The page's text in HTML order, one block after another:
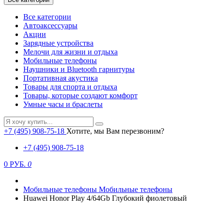
Все категории
Автоаксессуары
Акции
Зарядные устройства
Мелочи для жизни и отдыха
Мобильные телефоны
Наушники и Bluetooth гарнитуры
Портативная акустика
Товары для спорта и отдыха
Товары, которые создают комфорт
Умные часы и браслеты
+7 (495) 908-75-18 Хотите, мы Вам перезвоним?
+7 (495) 908-75-18
0 РУБ. 0
Мобильные телефоны Мобильные телефоны
Huawei Honor Play 4/64Gb Глубокий фиолетовый